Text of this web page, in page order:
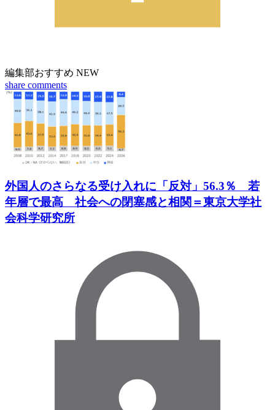
編集部おすすめ NEW
share comments
外国人のさらなる受け入れに「反対」56.3％ 若
年層で最高 社会への閉塞感と相関＝東京大学社
会科学研究所